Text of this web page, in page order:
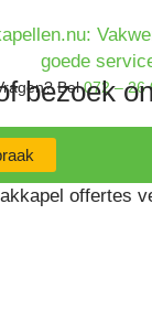
Bel072 – 26
bezoek